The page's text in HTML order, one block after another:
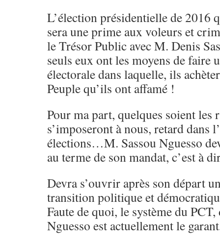
L’élection présidentielle de 2016
sera une prime aux voleurs et
le Trésor Public avec M. Denis
seuls eux ont les moyens de faire
électorale dans laquelle, ils
Peuple qu’ils ont affamé !
Pour ma part, quelques soient les
s’imposeront à nous, retard dans
élections…M. Sassou Nguesso
au terme de son mandat, c’est à
Devra s’ouvrir après son départ
transition politique et
Faute de quoi, le système du
Nguesso est actuellement le